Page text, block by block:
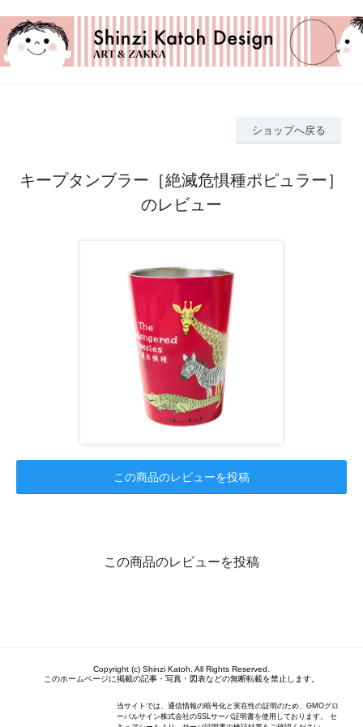
ショップへ戻る
キープタンブラー［絶滅危惧種ポピュラー］
のレビュー
この商品のレビューを投稿
この商品のレビューを投稿
Copyright (c) Shinzi Katoh. All Rights Reserved.
このホームページに掲載の記事・写真・図表などの無断転載を禁止します。
当サイトでは、通信情報の暗号化と実在性の証明のため、GMOグロ
ーバルサイン株式会社のSSLサーバ証明書を使用しております。 セ